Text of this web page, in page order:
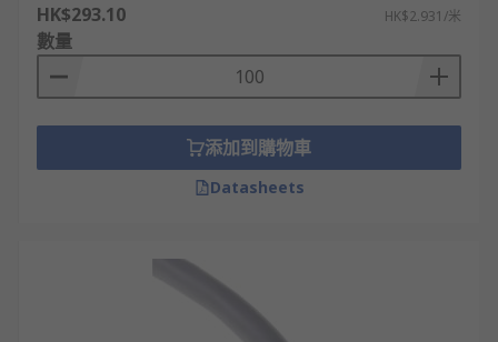
HK$293.10 HK$2.931/米
數量
添加到購物車
Datasheets